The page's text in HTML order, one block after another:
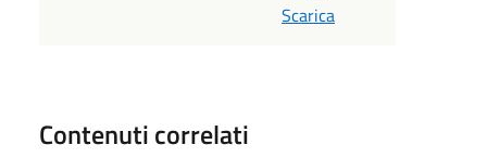
Scarica
Contenuti correlati